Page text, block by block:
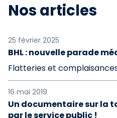
Nos articles
25 février 2025
BHL : nouvelle parade
Flatteries et
16 mai 2019
Un documentaire sur la
par le service public !